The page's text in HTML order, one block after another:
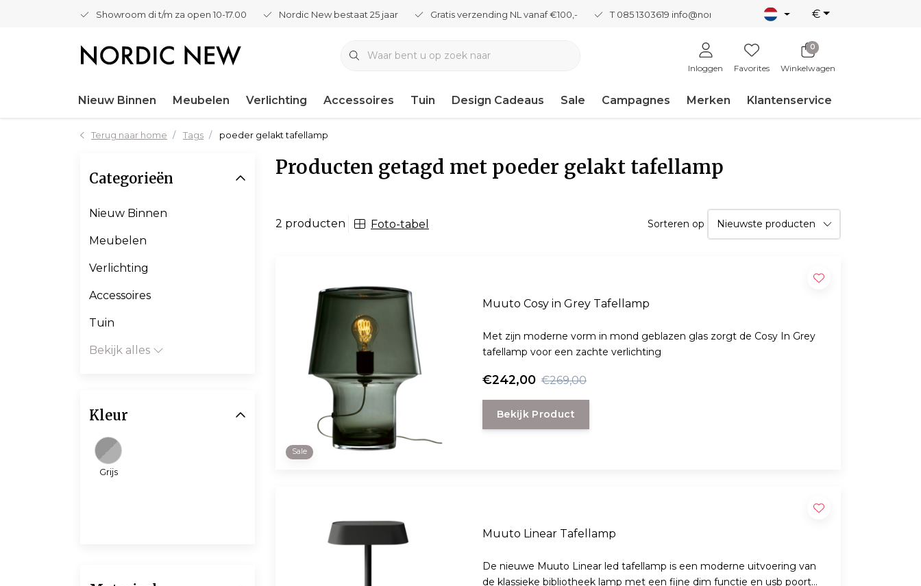
Showroom di t/m za open 10-17.00 Nordic New bestaat 25 jaar Gratis verzending NL vanaf €100,- T 085 1303619 info@nordicnew.nl €
Inloggen Favorites
0
Winkelwagen
Nieuw Binnen Meubelen Verlichting Accessoires Tuin Design Cadeaus Sale Campagnes Merken Klantenservice
Terug naar home Tags poeder gelakt tafellamp
Producten getagd met poeder gelakt tafellamp
2 producten Foto-tabel Sorteren op
Sale
Muuto Cosy in Grey Tafellamp
Met zijn moderne vorm in mond geblazen glas zorgt de Cosy In Grey
tafellamp voor een zachte verlichting
€242,00 €269,00
Bekijk Product
Muuto Linear Tafellamp
De nieuwe Muuto Linear led tafellamp is een moderne uitvoering van
de klassieke bibliotheek lamp met een fijne dim functie en usb poort
Categorieën
Nieuw Binnen
Meubelen
Verlichting
Accessoires
Tuin
Bekijk alles
Kleur
Grijs